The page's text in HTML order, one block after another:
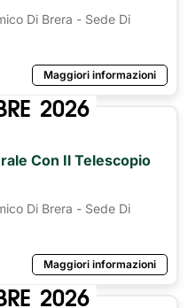
Di Brera - Sede Di
Maggiori informazioni
2026
Con Il Telescopio
Di Brera - Sede Di
Maggiori informazioni
2026